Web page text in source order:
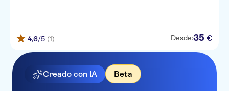
4,6/5 (1) Desde:35 €
Creado con IA Beta